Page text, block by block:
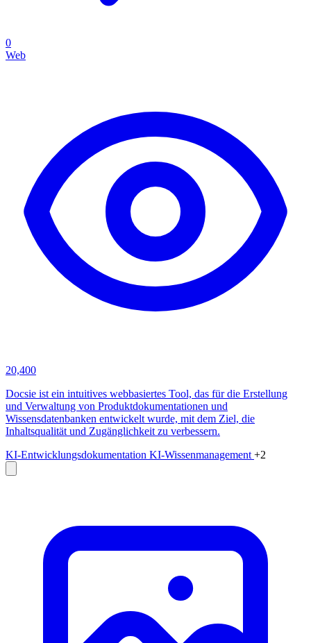
0
Web
20,400
Docsie ist ein intuitives webbasiertes Tool, das für die Erstellung
und Verwaltung von Produktdokumentationen und
Wissensdatenbanken entwickelt wurde, mit dem Ziel, die
Inhaltsqualität und Zugänglichkeit zu verbessern.
KI-Entwicklungsdokumentation KI-Wissenmanagement +2